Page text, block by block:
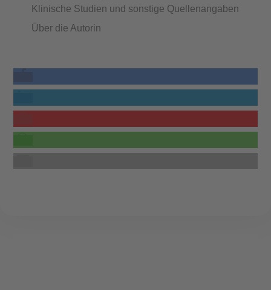
Klinische Studien und sonstige Quellenangaben
Über die Autorin